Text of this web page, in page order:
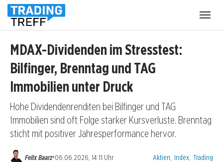
MDAX-Dividenden im Stresstest:
Bilfinger, Brenntag und TAG
Immobilien unter Druck
Hohe Dividendenrenditen bei Bilfinger und TAG
Immobilien sind oft Folge starker Kursverluste. Brenntag
sticht mit positiver Jahresperformance hervor.
Felix Baarz•06.06.2026, 14:11 Uhr Kategorien:
Aktien Index Trading